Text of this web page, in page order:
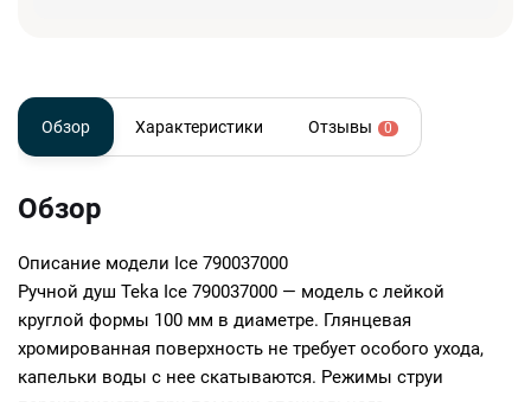
Обзор Характеристики Отзывы 0
Обзор
Описание модели Ice 790037000
Ручной душ Teka Ice 790037000 — модель с лейкой
круглой формы 100 мм в диаметре. Глянцевая
хромированная поверхность не требует особого ухода,
капельки воды с нее скатываются. Режимы струи